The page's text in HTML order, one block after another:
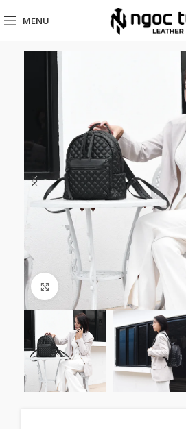
MENU
Click to enlarge